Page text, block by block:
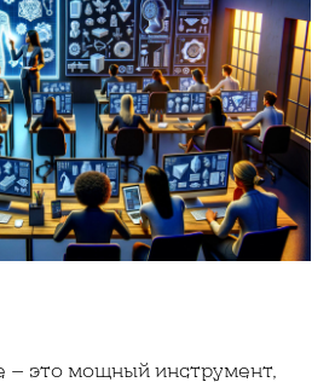
— это мощный инструмент,